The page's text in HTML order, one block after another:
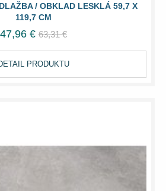
/ OBKLAD LESKLÁ 59,7 X
119,7 CM
47,96 € 63,31 €
PRODUKTU